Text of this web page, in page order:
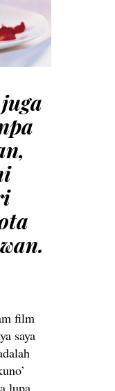
film
saya